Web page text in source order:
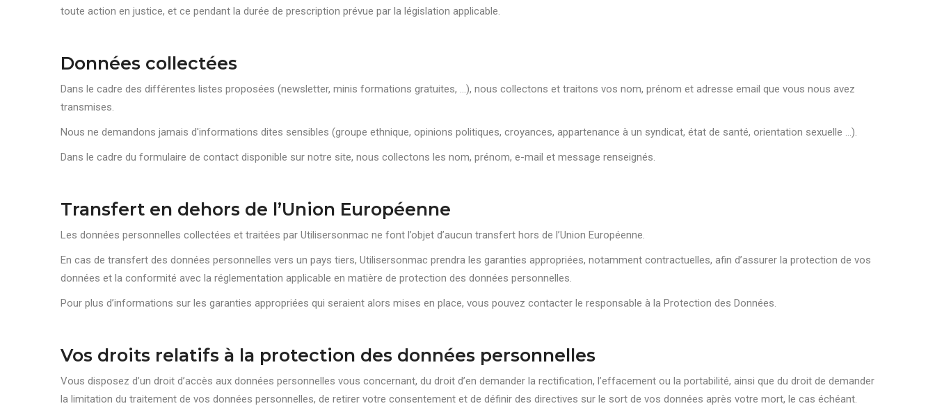
toute action en justice, et ce pendant la durée de prescription prévue par la législation applicable.
Données collectées
Dans le cadre des différentes listes proposées (newsletter, minis formations gratuites, ...), nous collectons et traitons vos nom, prénom et adresse email que vous nous avez
transmises.
Nous ne demandons jamais d'informations dites sensibles (groupe ethnique, opinions politiques, croyances, appartenance à un syndicat, état de santé, orientation sexuelle …).
Dans le cadre du formulaire de contact disponible sur notre site, nous collectons les nom, prénom, e-mail et message renseignés.
Transfert en dehors de l’Union Européenne
Les données personnelles collectées et traitées par Utilisersonmac ne font l’objet d’aucun transfert hors de l’Union Européenne.
En cas de transfert des données personnelles vers un pays tiers, Utilisersonmac prendra les garanties appropriées, notamment contractuelles, afin d’assurer la protection de vos
données et la conformité avec la réglementation applicable en matière de protection des données personnelles.
Pour plus d’informations sur les garanties appropriées qui seraient alors mises en place, vous pouvez contacter le responsable à la Protection des Données.
Vos droits relatifs à la protection des données personnelles
Vous disposez d’un droit d’accès aux données personnelles vous concernant, du droit d’en demander la rectification, l’effacement ou la portabilité, ainsi que du droit de demander
la limitation du traitement de vos données personnelles, de retirer votre consentement et de définir des directives sur le sort de vos données après votre mort, le cas échéant.